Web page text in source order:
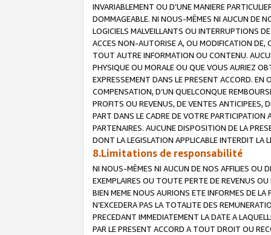
INVARIABLEMENT OU D’UNE MANIERE
DOMMAGEABLE. NI NOUS-MÊMES NI AUCUN DE
LOGICIELS MALVEILLANTS OU INTERRUPTIONS
ACCES NON-AUTORISE A, OU MODIFICATION DE,
TOUT AUTRE INFORMATION OU CONTENU.
PHYSIQUE OU MORALE OU QUE VOUS AURIEZ
EXPRESSEMENT DANS LE PRESENT ACCORD.
COMPENSATION, D’UN QUELCONQUE
PROFITS OU REVENUS, DE VENTES ANTICIPEES,
PART DANS LE CADRE DE VOTRE
PARTENAIRES. AUCUNE DISPOSITION DE LA
DONT LA LEGISLATION APPLICABLE INTERDIT LA
8.Limitations de responsabilité
NI NOUS-MÊMES NI AUCUN DE NOS AFFILIES OU
EXEMPLAIRES OU TOUTE PERTE DE REVENUS
BIEN MEME NOUS AURIONS ETE INFORMES DE
N’EXCEDERA PAS LA TOTALITE DES
PRECEDANT IMMEDIATEMENT LA DATE A
PAR LE PRESENT ACCORD A TOUT DROIT OU